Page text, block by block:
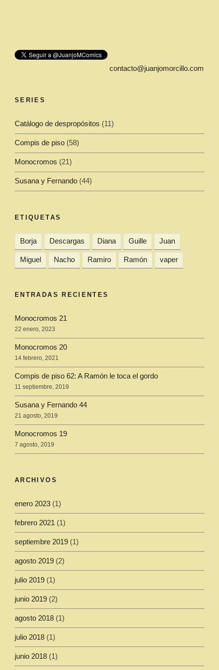
contacto@juanjomorcillo.com
SERIES
Catálogo de despropósitos (11)
Compis de piso (58)
Monocromos (21)
Susana y Fernando (44)
ETIQUETAS
Borja Descargas Diana Guille Juan
Miguel Nacho Ramiro Ramón vaper
ENTRADAS RECIENTES
Monocromos 21
22 enero, 2023
Monocromos 20
14 febrero, 2021
Compis de piso 62: A Ramón le toca el gordo
11 septiembre, 2019
Susana y Fernando 44
21 agosto, 2019
Monocromos 19
7 agosto, 2019
ARCHIVOS
enero 2023 (1)
febrero 2021 (1)
septiembre 2019 (1)
agosto 2019 (2)
julio 2019 (1)
junio 2019 (2)
agosto 2018 (1)
julio 2018 (1)
junio 2018 (1)